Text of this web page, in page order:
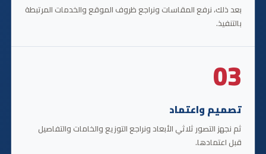
بعد ذلك، نرفع المقاسات ونراجع ظروف الموقع والخدمات المرتبطة
بالتنفيذ.
03
تصميم واعتماد
ثم نجهز التصور ثلاثي الأبعاد ونراجع التوزيع والخامات والتفاصيل
قبل اعتمادها.